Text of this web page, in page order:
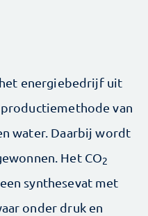
energiebedrijf uit
van
water. Daarbij wordt
Het CO2
synthesevat met
onder druk en